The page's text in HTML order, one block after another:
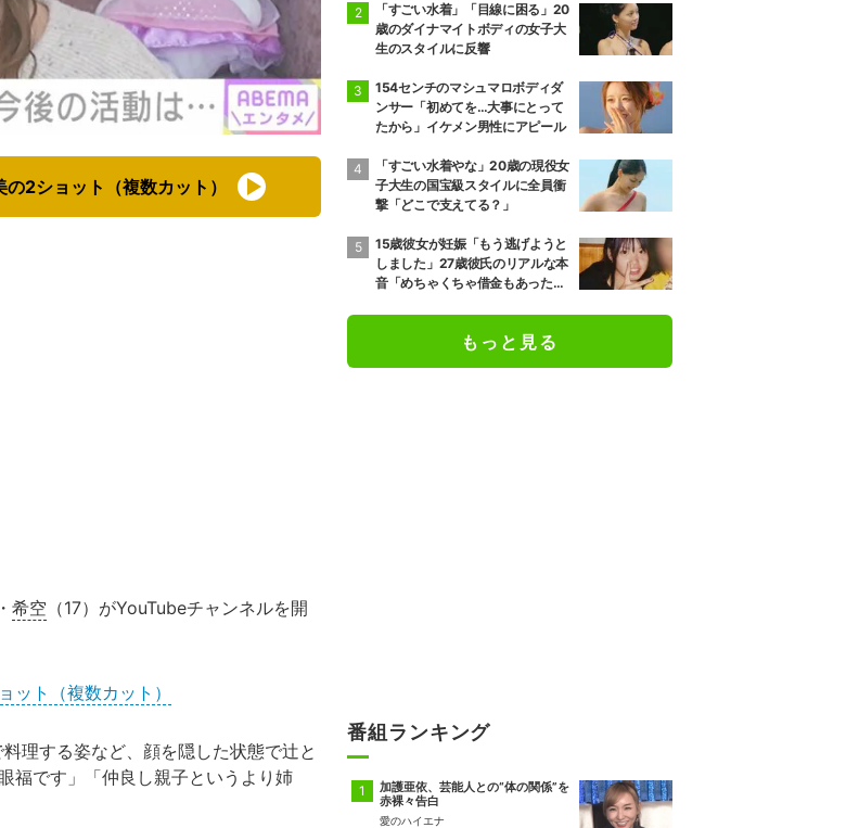
2ショット（複数カット）
希空 （17）がYouTubeチャンネルを開
ット（複数カット）
理する姿など、顔を隠した状態で辻と
福です」「仲良し親子というより姉
絶句
「すごい水着」「目線に困る」20
歳のダイナマイトボディの女子大
生のスタイルに反響
154センチのマシュマロボディダ
ンサー「初めてを…大事にとって
たから」イケメン男性にアピール
「すごい水着やな」20歳の現役女
子大生の国宝級スタイルに全員衝
撃「どこで支えてる？」
15歳彼女が妊娠「もう逃げようと
しました」27歳彼氏のリアルな本
音「めちゃくちゃ借金もあったの
もっと見る
番組ランキング
加護亜依、芸能人との“体の関係”を
赤裸々告白
愛のハイエナ